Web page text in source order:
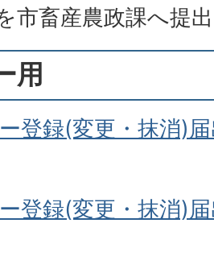
市畜産農政課へ提
用
登録(変更・抹消)
登録(変更・抹消)